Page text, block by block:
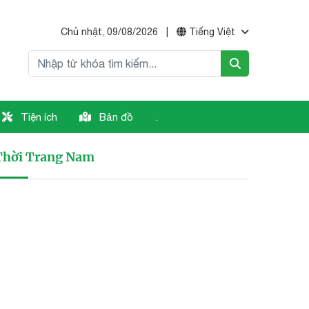
Chủ nhật, 09/08/2026 Tiếng Việt
Tiện ích Bản đồ .
Trang Nam